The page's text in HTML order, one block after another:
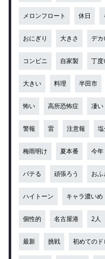
メロンフロート 休日
おにぎり 大きさ デカ
コンビニ 自家製 丁度
大きい 料理 半田市
怖い 高所恐怖症 凄い
警報 雷 注意報
梅雨明け 夏本番 今年
バテる 頑張ろう おふ
ハイトーン キャラ濃いめ
個性的 名古屋港 2人
最新 挑戦 初めてのド